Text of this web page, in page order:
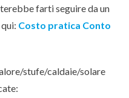
farti seguire da un
Costo pratica Conto
stufe/caldaie/solare